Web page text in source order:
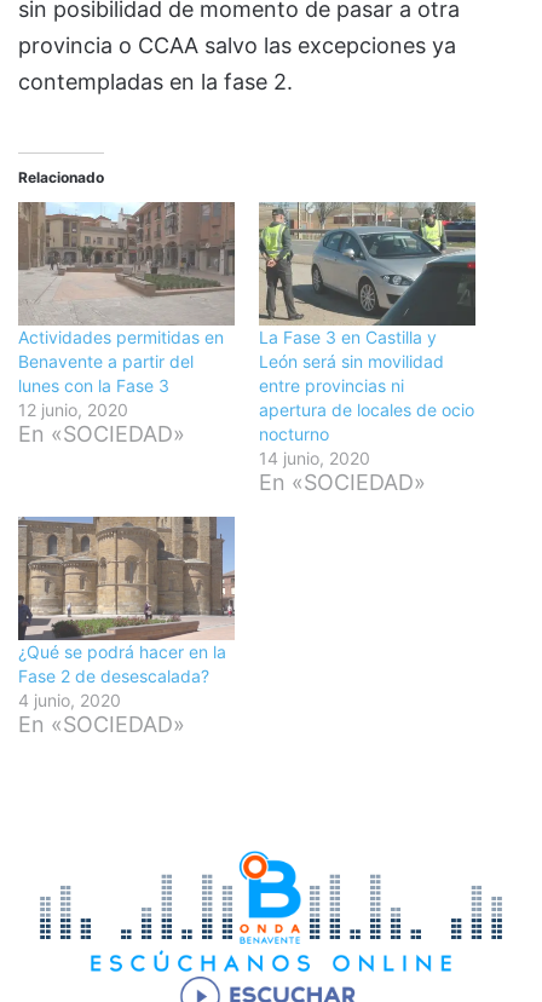
sin posibilidad de momento de pasar a otra
provincia o CCAA salvo las excepciones ya
contempladas en la fase 2.
Relacionado
Actividades permitidas en
Benavente a partir del
lunes con la Fase 3
12 junio, 2020
En «SOCIEDAD»
La Fase 3 en Castilla y
León será sin movilidad
entre provincias ni
apertura de locales de ocio
nocturno
14 junio, 2020
En «SOCIEDAD»
¿Qué se podrá hacer en la
Fase 2 de desescalada?
4 junio, 2020
En «SOCIEDAD»